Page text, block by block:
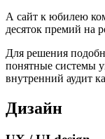
А сайт к юбилею
десяток премий на
Для решения
понятные системы
внутренний аудит
Дизайн